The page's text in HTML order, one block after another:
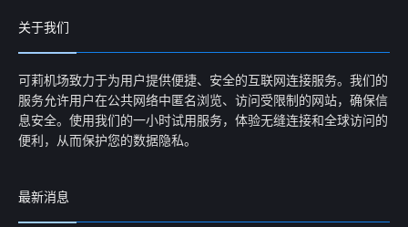
关于我们
可莉机场致力于为用户提供便捷、安全的互联网连接服务。我们的
服务允许用户在公共网络中匿名浏览、访问受限制的网站，确保信
息安全。使用我们的一小时试用服务，体验无缝连接和全球访问的
便利，从而保护您的数据隐私。
最新消息